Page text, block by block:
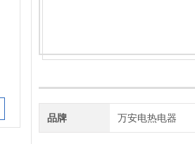
品牌 万安电热电器